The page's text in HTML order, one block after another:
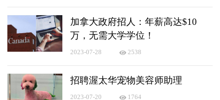
加拿大政府招人：年薪高达$10
万，无需大学学位！
2023-07-28 2538
招聘渥太华宠物美容师助理
2023-07-20 1764